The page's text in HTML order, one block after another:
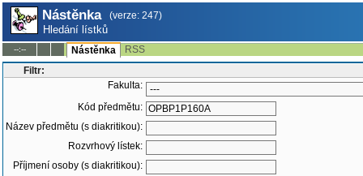
Nástěnka (verze: 247)
Hledání lístků
--:-- Nástěnka
RSS
Filtr:
Fakulta:
Kód předmětu:
Název předmětu (s diakritikou):
Rozvrhový lístek:
Příjmení osoby (s diakritikou):